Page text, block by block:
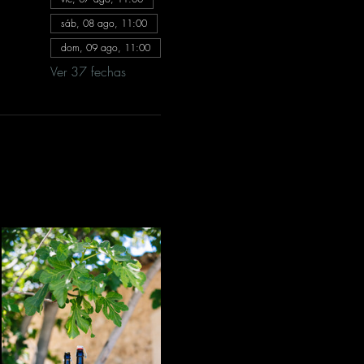
sáb, 08 ago, 11:00
dom, 09 ago, 11:00
Ver 37 fechas